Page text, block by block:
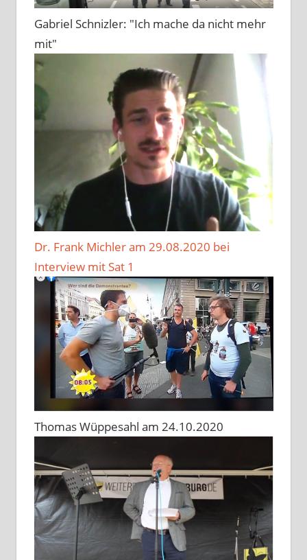
Gabriel Schnizler: "Ich mache da nicht mehr
mit"
Dr. Frank Michler am 29.08.2020 bei
Interview mit Sat 1
Thomas Wüppesahl am 24.10.2020